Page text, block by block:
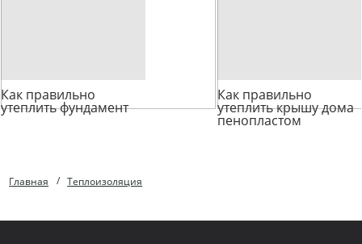
Как правильно
утеплить фундамент
Как правильно
утеплить крышу дома
пенопластом
Главная Теплоизоляция